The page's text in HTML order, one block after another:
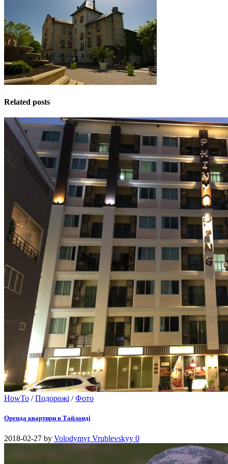
Related posts
HowTo /Подорожі /Фото
Оренда квартири в Тайланді
2018-02-27 by Volodymyr Vrublevskyy 0